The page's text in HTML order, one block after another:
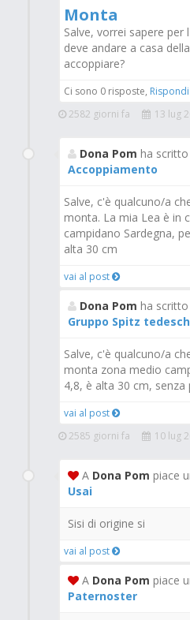
Monta
Salve, vorrei sapere
deve andare a casa
accoppiare?
Ci sono 0 risposte,
2582 giorni fa
13 lug
Dona Pom ha
Accoppiamento
Salve, c'è qualcuno/a
monta. La mia Lea è in
campidano Sardegna,
alta 30 cm
vai al post
Dona Pom ha
Gruppo Spitz
Salve, c'è qualcuno/a
monta zona medio
4,8, è alta 30 cm, senza
vai al post
2585 giorni fa
10 lug
A Dona Pom piace
Usai
Sisi di origine si
vai al post
A Dona Pom piace
Paternoster